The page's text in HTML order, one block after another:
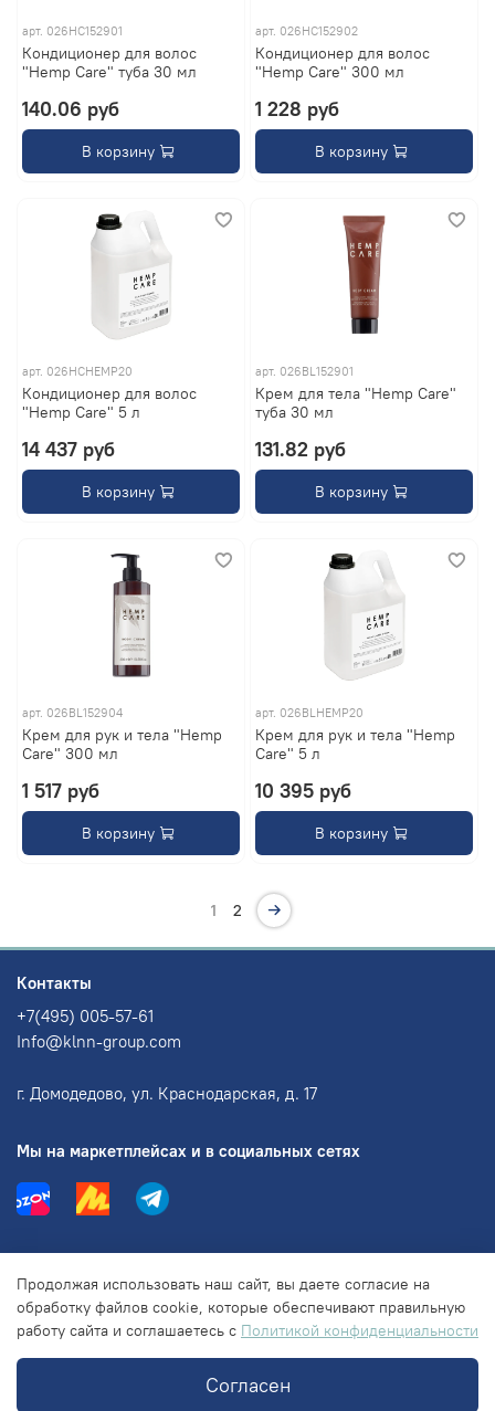
арт. 026HC152901
Кондиционер для волос
"Hemp Care" туба 30 мл
140.06 руб
В корзину
арт. 026HC152902
Кондиционер для волос
"Hemp Care" 300 мл
1 228 руб
В корзину
арт. 026HCHEMP20
Кондиционер для волос
"Hemp Care" 5 л
14 437 руб
В корзину
арт. 026BL152901
Крем для тела "Hemp Care"
туба 30 мл
131.82 руб
В корзину
арт. 026BL152904
Крем для рук и тела "Hemp
Care" 300 мл
1 517 руб
В корзину
арт. 026BLHEMP20
Крем для рук и тела "Hemp
Care" 5 л
10 395 руб
В корзину
1 2
Информация
Правовая информация
Контакты
+7(495) 005-57-61
Info@klnn-group.com
г. Домодедово, ул. Краснодарская, д. 17
Мы на маркетплейсах и в социальных сетях
Продолжая использовать наш сайт, вы даете согласие на
обработку файлов cookie, которые обеспечивают правильную
работу сайта и соглашаетесь с Политикой конфиденциальности
Согласен